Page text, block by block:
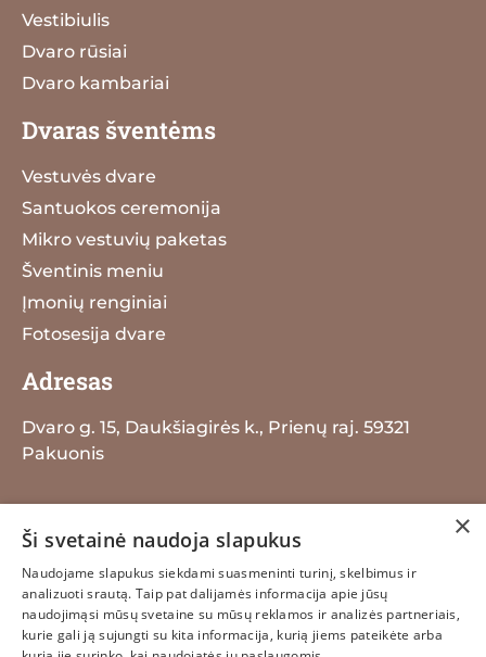
Vestibiulis
Dvaro rūsiai
Dvaro kambariai
Dvaras šventėms
Vestuvės dvare
Santuokos ceremonija
Mikro vestuvių paketas
Šventinis meniu
Įmonių renginiai
Fotosesija dvare
Adresas
Dvaro g. 15, Daukšiagirės k., Prienų raj. 59321
Pakuonis
info@dauksiagiresdvaras.lt
×
Ši svetainė naudoja slapukus
Naudojame slapukus siekdami suasmeninti turinį, skelbimus ir
analizuoti srautą. Taip pat dalijamės informacija apie jūsų
naudojimąsi mūsų svetaine su mūsų reklamos ir analizės partneriais,
kurie gali ją sujungti su kita informacija, kurią jiems pateikėte arba